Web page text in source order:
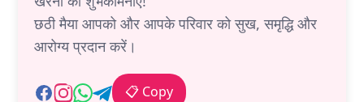
छठी मैया आपको और आपके परिवार को सुख, समृद्धि और
आरोग्य प्रदान करें।
📋 Copy